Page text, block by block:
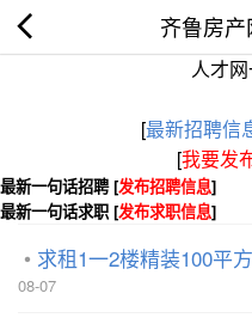
齐鲁房
人才
[最新招聘信
[我要发
最新一句话招聘 [发布招聘信息]
最新一句话求职 [发布求职信息]
求租1一2楼精装100平
08-07